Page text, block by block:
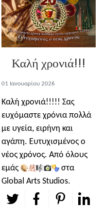
Καλή χρονιά!!!
01 Ιανουαρίου 2026
Καλή χρονιά!!!!! Σας
ευχόμαστε χρόνια πολλά
με υγεία, ειρήνη και
αγάπη. Ευτυχισμένος ο
νέος χρόνος. Από όλους
εμάς
στα
Global Arts Studios.